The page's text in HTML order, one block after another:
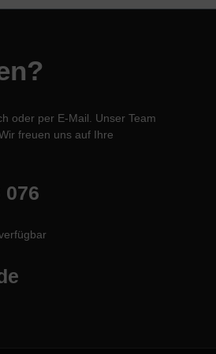
oder per E-Mail. Unser Team
freuen uns auf Ihre
076